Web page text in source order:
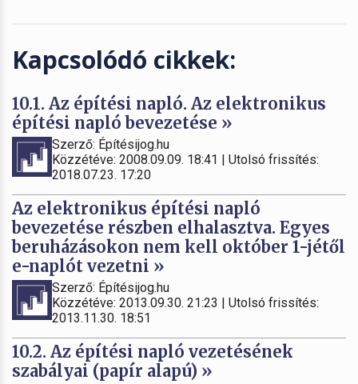
Kapcsolódó cikkek:
10.1. Az építési napló. Az elektronikus
építési napló bevezetése »
Szerző: Építésijog.hu
Közzétéve: 2008.09.09. 18:41 | Utolsó frissítés:
2018.07.23. 17:20
Az elektronikus építési napló
bevezetése részben elhalasztva. Egyes
beruházásokon nem kell október 1-jétől
e-naplót vezetni »
Szerző: Építésijog.hu
Közzétéve: 2013.09.30. 21:23 | Utolsó frissítés:
2013.11.30. 18:51
10.2. Az építési napló vezetésének
szabályai (papír alapú) »